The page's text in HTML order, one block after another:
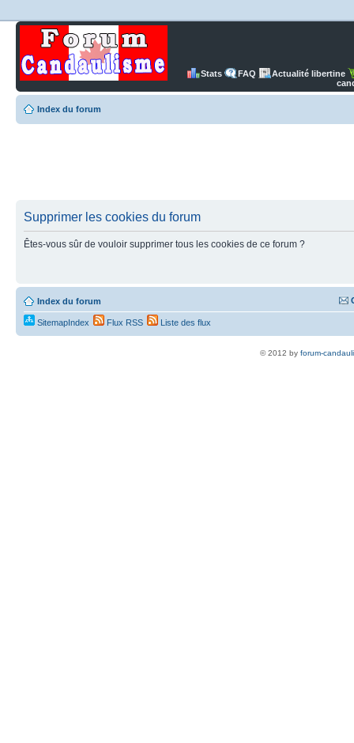
Stats FAQ
Actualité libertine
Index du forum
Supprimer les cookies du forum
Êtes-vous sûr de vouloir supprimer tous les cookies de ce forum ?
Index du forum
SitemapIndex Flux RSS Liste des flux
© 2012 by forum-